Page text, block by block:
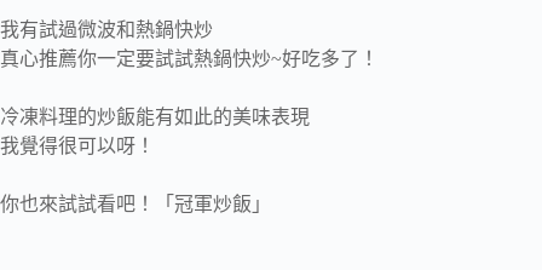
我有試過微波和熱鍋快炒
真心推薦你一定要試試熱鍋快炒~好吃多了！
冷凍料理的炒飯能有如此的美味表現
我覺得很可以呀！
你也來試試看吧！「冠軍炒飯」